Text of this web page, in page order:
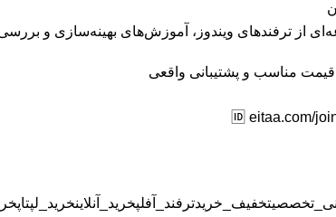
از ترفندهای ویندوز، آموزش‌های بهینه‌سازی و
مناسب و پشتیبانی واقعی
🆔 eitaa.com/
تخفیف_خریدترفند_آفلپخرید_آنلاینخرید_لپتاپ